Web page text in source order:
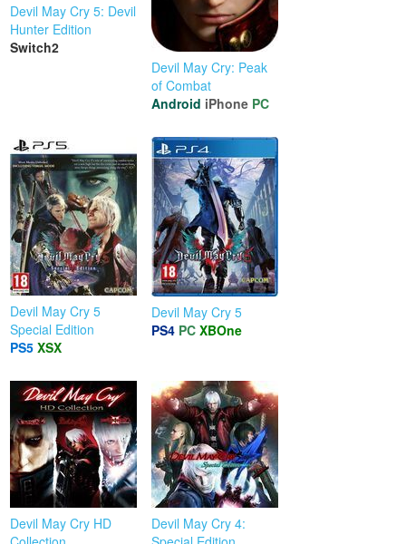
Devil May Cry 5: Devil
Hunter Edition
Switch2
Devil May Cry: Peak
of Combat
Android iPhone PC
Devil May Cry 5
Special Edition
PS5 XSX
Devil May Cry 5
PS4 PC XBOne
Devil May Cry HD
Devil May Cry 4: